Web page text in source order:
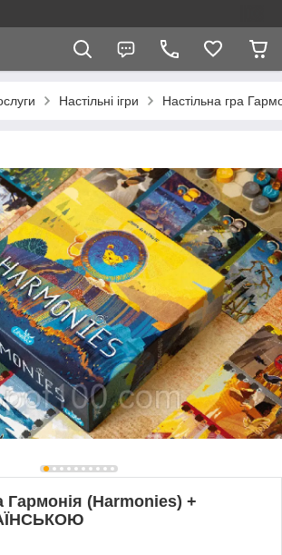
Настільні ігри Настільна гра
Гармонія (Harmonies) +